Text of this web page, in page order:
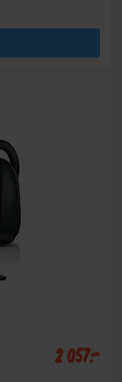
2 057:-